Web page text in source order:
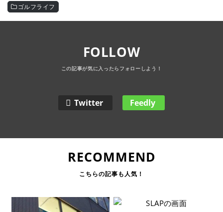
ゴルフライフ
FOLLOW
Twitter Feedly
RECOMMEND